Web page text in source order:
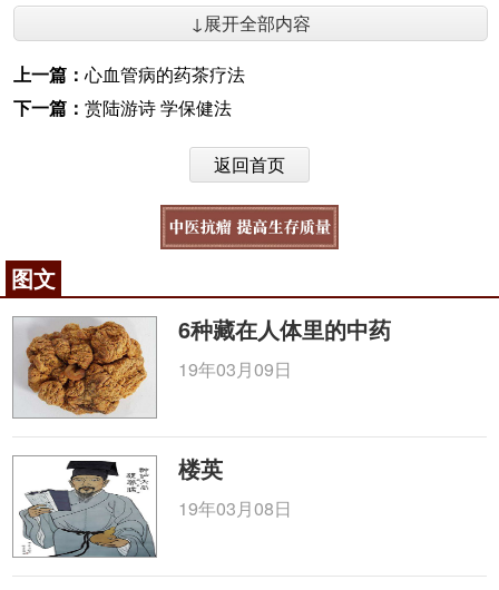
↓展开全部内容
上一篇： 心血管病的药茶疗法
下一篇： 赏陆游诗 学保健法
返回首页
图文
6种藏在人体里的中药
19年03月09日
楼英
19年03月08日